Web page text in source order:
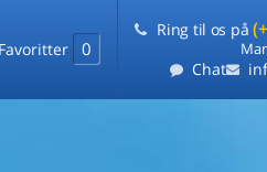
Favoritter 0
Ring til os på
Chat